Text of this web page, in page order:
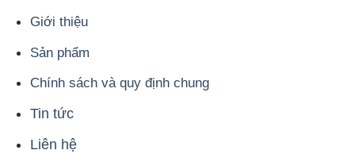
Giới thiệu
Sản phẩm
Chính sách và quy định chung
Tin tức
Liên hệ